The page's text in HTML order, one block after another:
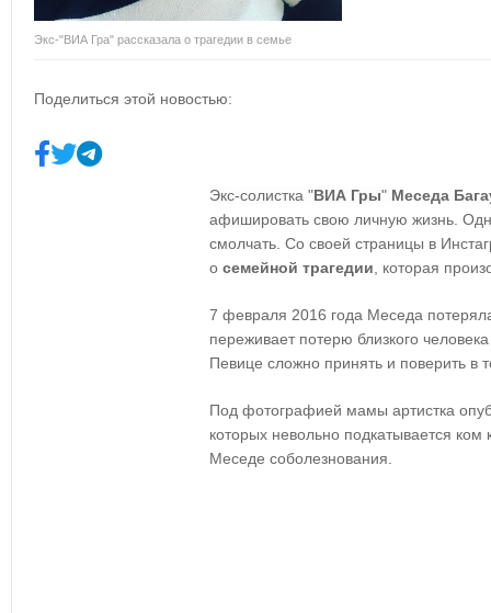
Экс-"ВИА Гра" рассказала о трагедии в семье
Поделиться этой новостью:
Экс-солистка "ВИА Гры" Меседа
афишировать свою личную жизнь.
смолчать. Со своей страницы в
о семейной трагедии , которая
7 февраля 2016 года Меседа
переживает потерю близкого
Певице сложно принять и поверить в
Под фотографией мамы артистка
которых невольно подкатывается ком
Меседе соболезнования.